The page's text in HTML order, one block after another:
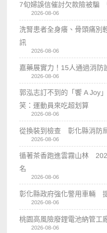
7旬婦誤信催討欠款險被騙
2026-08-06
洗腎患者全身癢、骨頭痛
訊
2026-08-06
嘉藥展實力！15人通過消防
2026-08-06
郭泓志訂不到的「饗 A Joy
笑：運動員來吃超划算
2026-08-06
從換裝到檢查 彰化縣消防
2026-08-06
循著茶香跑進雲霧山林
名
2026-08-06
彰化縣政府強化警用車輛
2026-08-06
桃園高風險廢鋰電池納管工
2026-08-06